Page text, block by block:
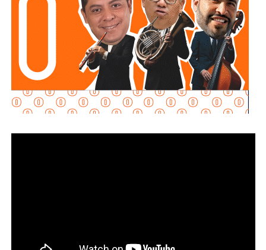
al menos una noche. Además de la Fenapo, invitó a
conocer las cuatro regiones del estado con estancias de
El número exacto de paquetes vendidos o apartados por
las agencias solo se conocerá al cierre de la temporada,
dijo Alonso.